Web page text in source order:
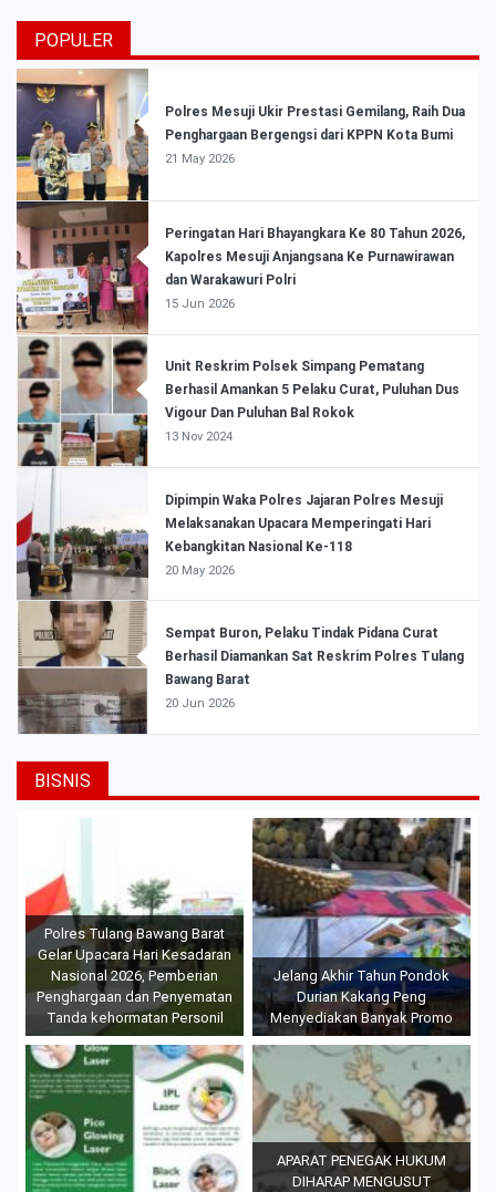
POPULER
Polres Mesuji Ukir Prestasi Gemilang, Raih Dua
Penghargaan Bergengsi dari KPPN Kota Bumi
21 May 2026
Peringatan Hari Bhayangkara Ke 80 Tahun 2026,
Kapolres Mesuji Anjangsana Ke Purnawirawan
dan Warakawuri Polri
15 Jun 2026
Unit Reskrim Polsek Simpang Pematang
Berhasil Amankan 5 Pelaku Curat, Puluhan Dus
Vigour Dan Puluhan Bal Rokok
13 Nov 2024
Dipimpin Waka Polres Jajaran Polres Mesuji
Melaksanakan Upacara Memperingati Hari
Kebangkitan Nasional Ke-118
20 May 2026
Sempat Buron, Pelaku Tindak Pidana Curat
Berhasil Diamankan Sat Reskrim Polres Tulang
Bawang Barat
20 Jun 2026
BISNIS
Polres Tulang Bawang Barat
Gelar Upacara Hari Kesadaran
Nasional 2026, Pemberian
Penghargaan dan Penyematan
Tanda kehormatan Personil
Jelang Akhir Tahun Pondok
Durian Kakang Peng
Menyediakan Banyak Promo
APARAT PENEGAK HUKUM
DIHARAP MENGUSUT